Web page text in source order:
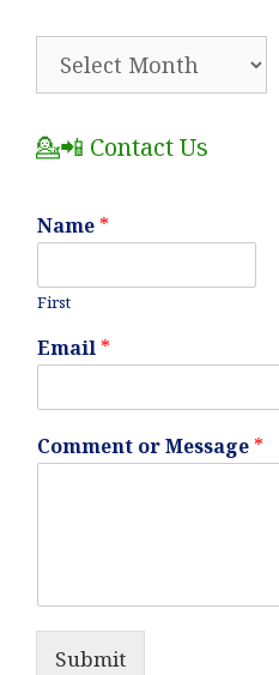
💁📲 Contact Us
Name *
First
Email *
Comment or Message *
Submit